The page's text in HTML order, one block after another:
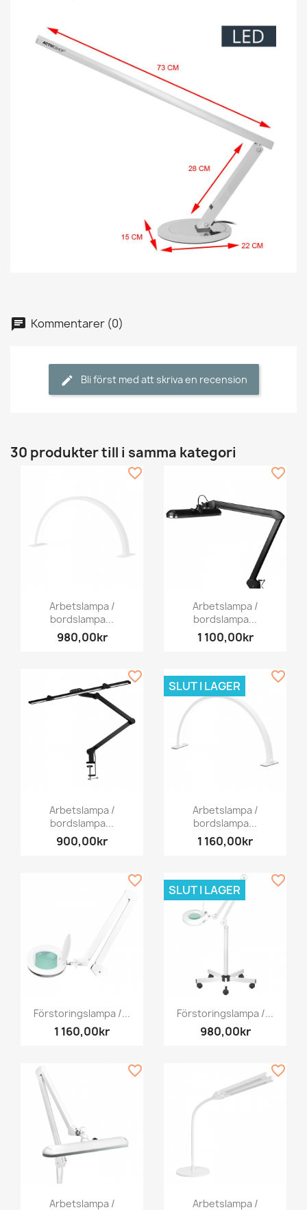
Kommentarer (0)
Bli först med att skriva en recension
30 produkter till i samma kategori
Arbetslampa /
bordslampa...
980,00kr
favorite_border
Arbetslampa /
bordslampa...
1 100,00kr
favorite_border
Arbetslampa /
bordslampa...
900,00kr
favorite_border
Arbetslampa /
bordslampa...
1 160,00kr
SLUT I LAGER
favorite_border
Förstoringslampa /...
1 160,00kr
favorite_border
Förstoringslampa /...
980,00kr
SLUT I LAGER
favorite_border
Arbetslampa /
favorite_border
Arbetslampa /
favorite_border